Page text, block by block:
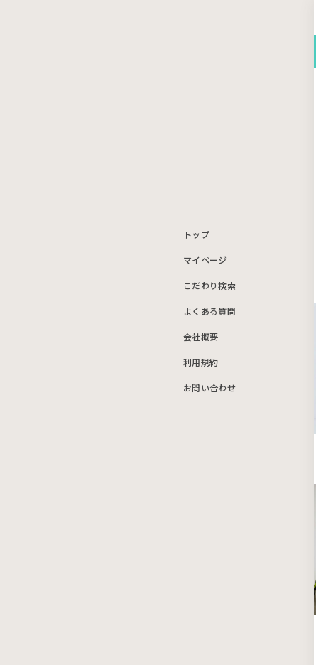
トップ
マイページ
こだわり検索
よくある質問
会社概要
利用規約
お問い合わせ